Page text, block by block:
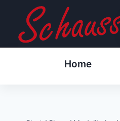
springen
Home